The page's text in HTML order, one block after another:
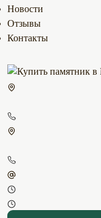
Новости
Отзывы
Контакты